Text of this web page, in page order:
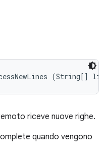
(String[]
riceve nuove righe.
quando vengono